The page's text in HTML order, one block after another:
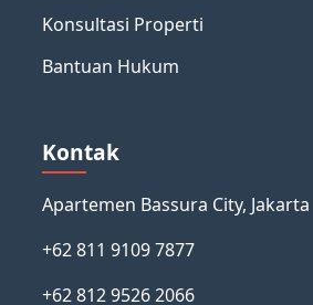
Konsultasi Properti
Bantuan Hukum
Kontak
Apartemen Bassura City, Jakarta
+62 811 9109 7877
+62 812 9526 2066